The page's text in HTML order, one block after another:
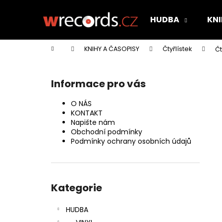
HUDBA
Domů KNIHY A ČASOPISY Čtyřlístek
Informace pro vás
O NÁS
KONTAKT
Napište nám
Obchodní podmínky
Podmínky ochrany osobních údajů
kategorie
Kategorie
HUDBA
í
Zpět
do
Zpět
do